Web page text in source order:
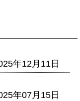
年12月11日
年07月15日